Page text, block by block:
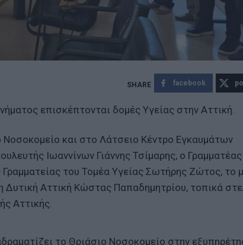
facebook
επισκέπτονται δομές Υγείας στην Αττική.
Νοσοκομείο και στο Λάτσειο Κέντρο Εγκαυμάτων
Ιωαννίνων Γιάννης Τσίμαρης, ο
του Τομέα Υγείας Σωτήρης Ζώτος, το
Αττική Κώστας Παπαδημητρίου, τοπικά
Αττικής.
το Θριάσιο Νοσοκομείο στην